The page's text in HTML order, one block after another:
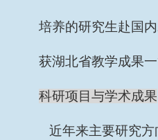
培养的研究生赴国内
获湖北省教学成果
科研项目与学术成果
近年来主要研究方